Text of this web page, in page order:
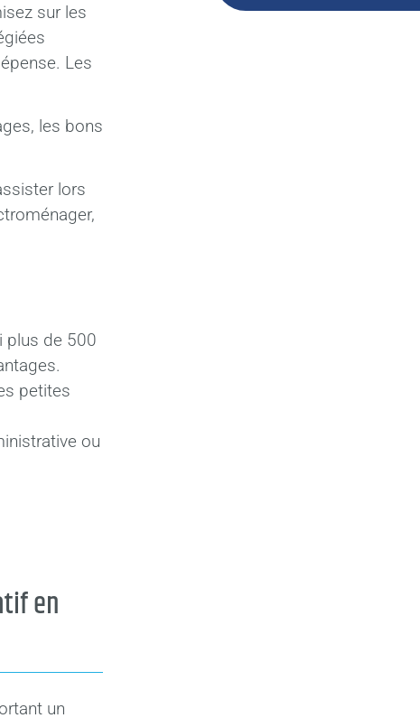
sur les
Les
les bons
lors
plus de 500
petites
ou
en
un